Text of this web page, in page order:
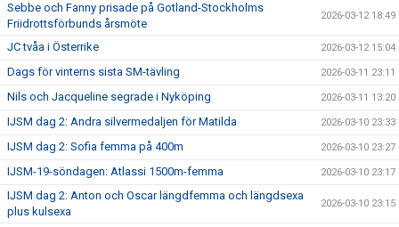
Sebbe och Fanny prisade på Gotland-Stockholms
Friidrottsförbunds årsmöte
2026-03-12 18:49
JC tvåa i Österrike 2026-03-12 15:04
Dags för vinterns sista SM-tävling 2026-03-11 23:11
Nils och Jacqueline segrade i Nyköping 2026-03-11 13:20
IJSM dag 2: Andra silvermedaljen för Matilda 2026-03-10 23:33
IJSM dag 2: Sofia femma på 400m 2026-03-10 23:27
IJSM-19-söndagen: Atlassi 1500m-femma 2026-03-10 23:17
IJSM dag 2: Anton och Oscar längdfemma och längdsexa
plus kulsexa
2026-03-10 23:15